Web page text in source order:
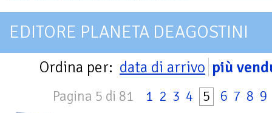
EDITORE PLANETA DEAGOSTINI
Ordina per: data di arrivo più
Pagina 5 di 81 1 2 3 4 5 6 7 8 9